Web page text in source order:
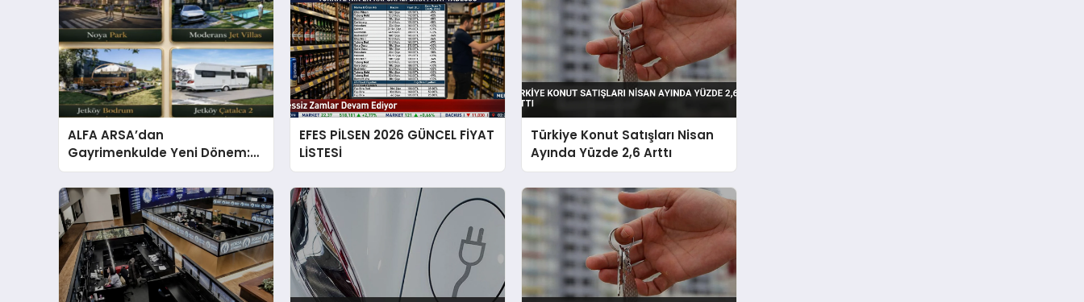
ALFA ARSA’dan
Gayrimenkulde Yeni Dönem:
Premium Yaşam ve Yatırım
Fırsatları Bir Arada
EFES PİLSEN 2026 GÜNCEL FİYAT
LİSTESİ
Türkiye Konut Satışları Nisan
Ayında Yüzde 2,6 Arttı